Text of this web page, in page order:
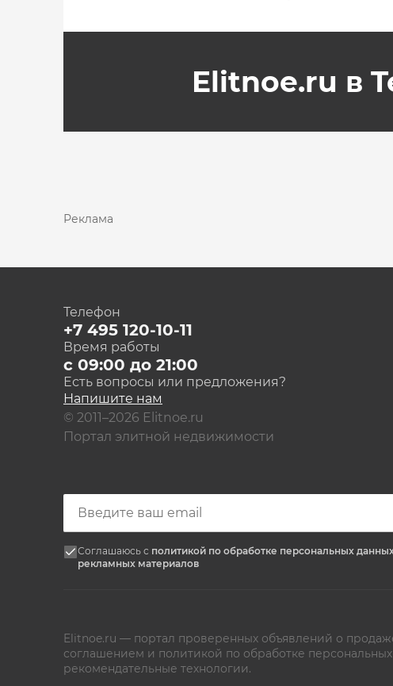
Elitnoe.ru в
Реклама
Телефон
+7 495 120-10-11
Время работы
с 09:00 до 21:00
Есть вопросы или предложения?
Напишите нам
© 2011–2026 Elitnoe.ru
Портал элитной недвижимости
Соглашаюсь с политикой по обработке персональных
рекламных материалов
Elitnoe.ru — портал проверенных объявлений о
соглашением и политикой по обработке
рекомендательные технологии.